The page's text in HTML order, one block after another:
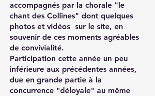
accompagnés par la chorale "le
chant des Collines" dont quelques
photos et vidéos sur le site, en
souvenir de ces moments agréables
de convivialité.
Participation cette année un peu
inférieure aux précédentes années,
due en grande partie à la
concurrence "déloyale" au même